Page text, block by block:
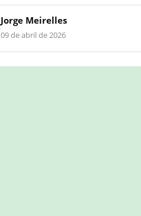
Jorge Meirelles
09 de abril de 2026